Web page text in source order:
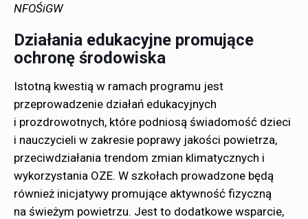
NFOŚiGW
Działania edukacyjne promujące
ochronę środowiska
Istotną kwestią w ramach programu jest
przeprowadzenie działań edukacyjnych
i prozdrowotnych, które podniosą świadomość dzieci
i nauczycieli w zakresie poprawy jakości powietrza,
przeciwdziałania trendom zmian klimatycznych i
wykorzystania OZE. W szkołach prowadzone będą
również inicjatywy promujące aktywność fizyczną
na świeżym powietrzu. Jest to dodatkowe wsparcie,